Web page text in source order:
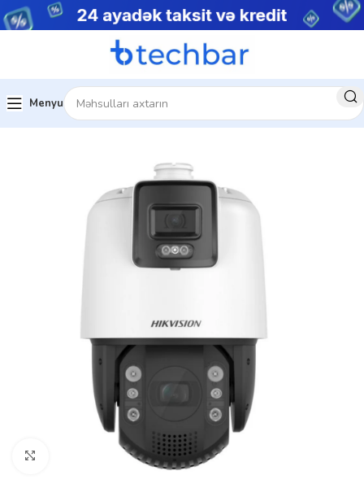
Menyu
Şəbəkə Məhsulları PTZ Kameralar
Böyütmək üçün klikləyin